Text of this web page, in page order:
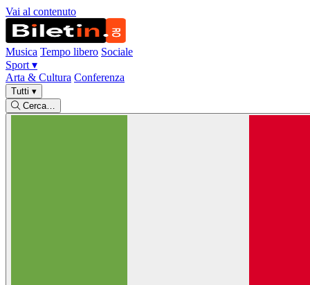
Vai al contenuto
Musica Tempo libero Sociale
Sport ▾
Arta & Cultura Conferenza
Tutti ▾
Cerca…